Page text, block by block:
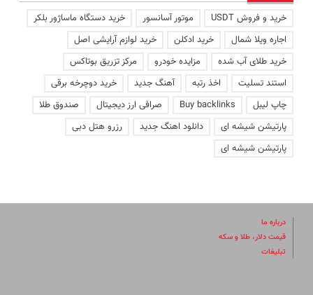
خرید و فروش USDT موتور آسانسور
خرید دستگاه ماساژور بلکر
اجاره ویلا شمال
خرید ادکلن
خرید لوازم آرایشی اصل
خرید طلای آب شده
مزایده خودرو
مرکز تزریق بوتاکس
استند تسلیت
اخذ رتبه آهنگ جدید
خرید دوچرخه برقی
چاپ لیبل
Buy backlinks صرافی ارز دیجیتال
صندوق طلا
پارتیشن شیشه ای
دانلود اهنگ جدید
رزرو هتل دبی
پارتیشن شیشه ای
درباره ما
قیمت دلار، طلا و سکه
تبلیغات